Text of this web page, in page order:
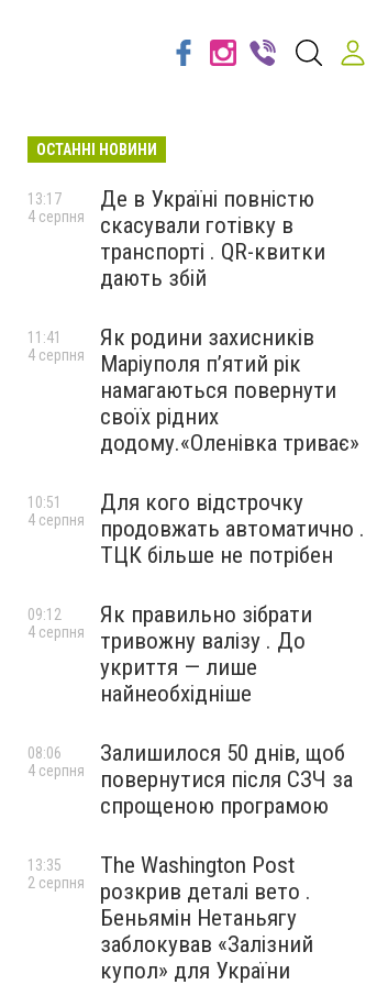
ОСТАННІ НОВИНИ
Де в Україні повністю
скасували готівку в
транспорті . QR-квитки
дають збій
13:17
4 серпня
Як родини захисників
Маріуполя пʼятий рік
намагаються повернути
своїх рідних
додому.«Оленівка триває»
11:41
4 серпня
Для кого відстрочку
продовжать автоматично .
ТЦК більше не потрібен
10:51
4 серпня
Як правильно зібрати
тривожну валізу . До
укриття — лише
найнеобхідніше
09:12
4 серпня
Залишилося 50 днів, щоб
повернутися після СЗЧ за
спрощеною програмою
08:06
4 серпня
The Washington Post
розкрив деталі вето .
Беньямін Нетаньягу
заблокував «Залізний
купол» для України
13:35
2 серпня